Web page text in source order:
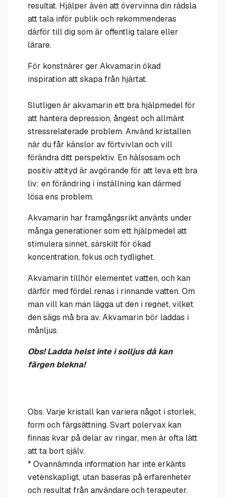
resultat. Hjälper även att övervinna din rädsla
att tala inför publik och rekommenderas
därför till dig som är offentlig talare eller
lärare.
För konstnärer ger Akvamarin ökad
inspiration att skapa från hjärtat.
Slutligen är akvamarin ett bra hjälpmedel för
att hantera depression, ångest och allmänt
stressrelaterade problem. Använd kristallen
när du får känslor av förtvivlan och vill
förändra ditt perspektiv. En hälsosam och
positiv attityd är avgörande för att leva ett bra
liv; en förändring i inställning kan därmed
lösa ens problem.
Akvamarin har framgångsrikt använts under
många generationer som ett hjälpmedel att
stimulera sinnet, särskilt för ökad
koncentration, fokus och tydlighet.
Akvamarin tillhör elementet vatten, och kan
därför med fördel renas i rinnande vatten. Om
man vill kan man lägga ut den i regnet, vilket
den sägs må bra av. Akvamarin bör laddas i
månljus.
Obs! Ladda helst inte i solljus då kan
färgen blekna!
Obs. Varje kristall kan variera något i storlek,
form och färgsättning. Svart polervax kan
finnas kvar på delar av ringar, men är ofta lätt
att ta bort själv.
* Ovannämnda information har inte erkänts
vetenskapligt, utan baseras på erfarenheter
och resultat från användare och terapeuter.